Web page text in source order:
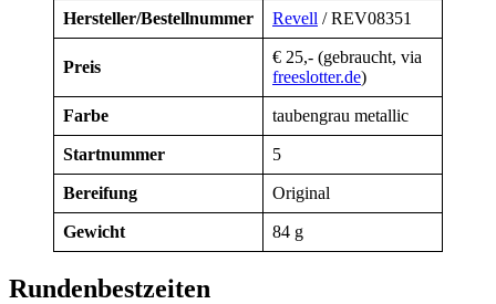
Hersteller/Bestellnummer Revell / REV08351
Preis
€ 25,- (gebraucht, via
freeslotter.de)
Farbe taubengrau metallic
Startnummer 5
Bereifung Original
Gewicht 84 g
Rundenbestzeiten